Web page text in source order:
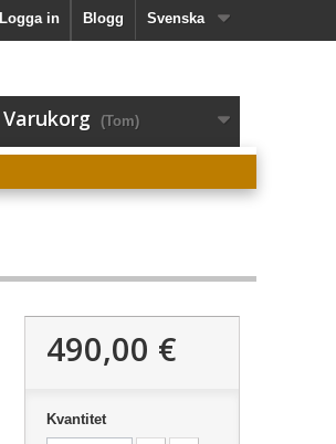
Svenska
Blogg
Logga in
Varukorg (Tom)
490,00 €
Kvantitet